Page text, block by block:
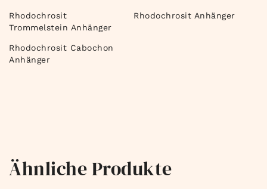
Rhodochrosit
Trommelstein Anhänger
Rhodochrosit Anhänger
Rhodochrosit Cabochon
Anhänger
Ähnliche Produkte